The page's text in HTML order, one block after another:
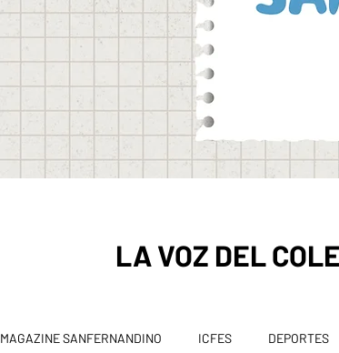
LA VOZ DEL
MAGAZINE SANFERNANDINO ICFES DEPORTES